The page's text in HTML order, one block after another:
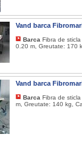
Vand barca
Barca Fibra de
0.20 m, Greutate: 170
Vand barca
Barca Fibra de
m, Greutate: 140 kg,